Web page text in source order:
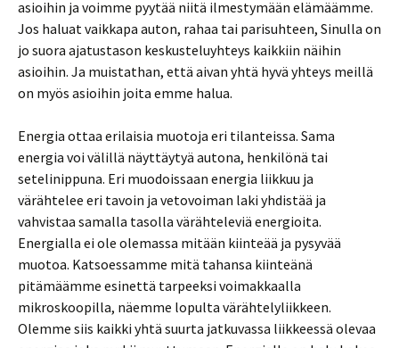
asioihin ja voimme pyytää niitä ilmestymään elämäämme.
Jos haluat vaikkapa auton, rahaa tai parisuhteen, Sinulla on
jo suora ajatustason keskusteluyhteys kaikkiin näihin
asioihin. Ja muistathan, että aivan yhtä hyvä yhteys meillä
on myös asioihin joita emme halua.
Energia ottaa erilaisia muotoja eri tilanteissa. Sama
energia voi välillä näyttäytyä autona, henkilönä tai
setelinippuna. Eri muodoissaan energia liikkuu ja
värähtelee eri tavoin ja vetovoiman laki yhdistää ja
vahvistaa samalla tasolla värähteleviä energioita.
Energialla ei ole olemassa mitään kiinteää ja pysyvää
muotoa. Katsoessamme mitä tahansa kiinteänä
pitämäämme esinettä tarpeeksi voimakkaalla
mikroskoopilla, näemme lopulta värähtelyliikkeen.
Olemme siis kaikki yhtä suurta jatkuvassa liikkeessä olevaa